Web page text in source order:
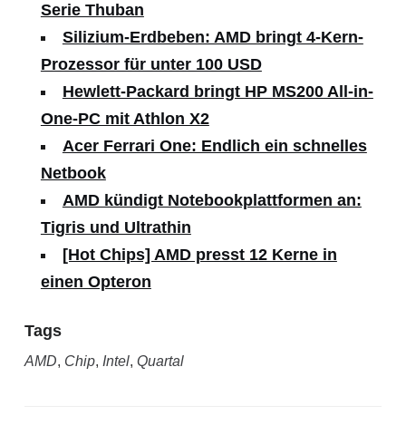
Serie Thuban
Silizium-Erdbeben: AMD bringt 4-Kern-
Prozessor für unter 100 USD
Hewlett-Packard bringt HP MS200 All-in-
One-PC mit Athlon X2
Acer Ferrari One: Endlich ein schnelles
Netbook
AMD kündigt Notebookplattformen an:
Tigris und Ultrathin
[Hot Chips] AMD presst 12 Kerne in
einen Opteron
Tags
AMD, Chip, Intel, Quartal